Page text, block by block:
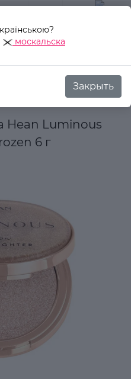
косметика Для
москальска
Закрыть
Hean Luminous
6 г